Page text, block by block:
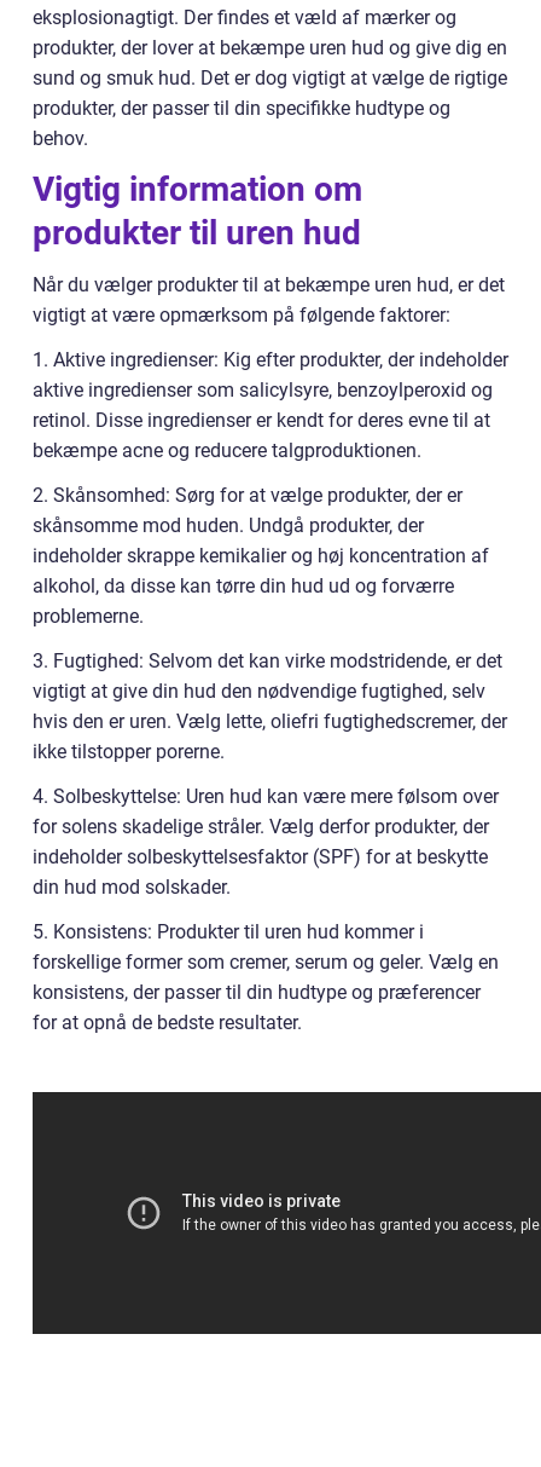
eksplosionagtigt. Der findes et væld af mærker og
produkter, der lover at bekæmpe uren hud og give dig en
sund og smuk hud. Det er dog vigtigt at vælge de rigtige
produkter, der passer til din specifikke hudtype og
behov.
Vigtig information om
produkter til uren hud
Når du vælger produkter til at bekæmpe uren hud, er det
vigtigt at være opmærksom på følgende faktorer:
1. Aktive ingredienser: Kig efter produkter, der indeholder
aktive ingredienser som salicylsyre, benzoylperoxid og
retinol. Disse ingredienser er kendt for deres evne til at
bekæmpe acne og reducere talgproduktionen.
2. Skånsomhed: Sørg for at vælge produkter, der er
skånsomme mod huden. Undgå produkter, der
indeholder skrappe kemikalier og høj koncentration af
alkohol, da disse kan tørre din hud ud og forværre
problemerne.
3. Fugtighed: Selvom det kan virke modstridende, er det
vigtigt at give din hud den nødvendige fugtighed, selv
hvis den er uren. Vælg lette, oliefri fugtighedscremer, der
ikke tilstopper porerne.
4. Solbeskyttelse: Uren hud kan være mere følsom over
for solens skadelige stråler. Vælg derfor produkter, der
indeholder solbeskyttelsesfaktor (SPF) for at beskytte
din hud mod solskader.
5. Konsistens: Produkter til uren hud kommer i
forskellige former som cremer, serum og geler. Vælg en
konsistens, der passer til din hudtype og præferencer
for at opnå de bedste resultater.